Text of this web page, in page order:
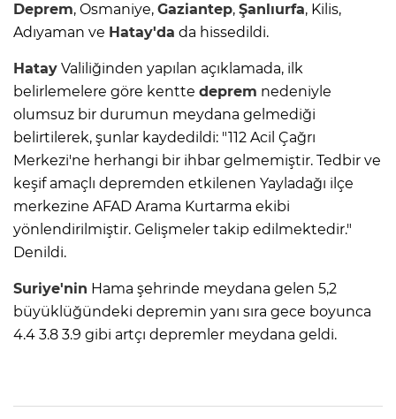
Deprem, Osmaniye, Gaziantep, Şanlıurfa, Kilis,
Adıyaman ve Hatay'da da hissedildi.
Hatay Valiliğinden yapılan açıklamada, ilk
belirlemelere göre kentte deprem nedeniyle
olumsuz bir durumun meydana gelmediği
belirtilerek, şunlar kaydedildi: "112 Acil Çağrı
Merkezi'ne herhangi bir ihbar gelmemiştir. Tedbir ve
keşif amaçlı depremden etkilenen Yayladağı ilçe
merkezine AFAD Arama Kurtarma ekibi
yönlendirilmiştir. Gelişmeler takip edilmektedir."
Denildi.
Suriye'nin Hama şehrinde meydana gelen 5,2
büyüklüğündeki depremin yanı sıra gece boyunca
4.4 3.8 3.9 gibi artçı depremler meydana geldi.